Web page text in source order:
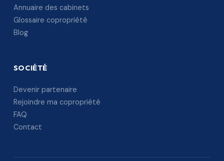
Annuaire des cabinets
Glossaire copropriété
Blog
SOCIÉTÉ
Devenir partenaire
Rejoindre ma copropriété
FAQ
Contact